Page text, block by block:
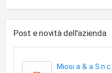
Post e novità dell'azienda
Miosi a & a S.n.c.